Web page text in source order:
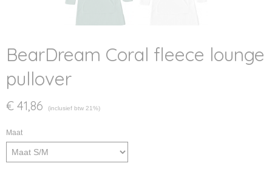
BearDream Coral fleece lounge
pullover
€ 41,86 (inclusief btw 21%)
Maat